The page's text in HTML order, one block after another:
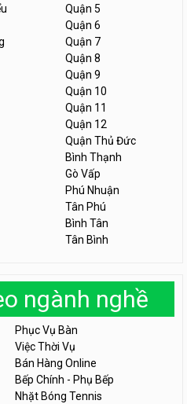
Quận 5
Quận 6
Quận 7
Quận 8
Quận 9
Quận 10
Quận 11
Quận 12
Quận Thủ Đức
Bình Thạnh
Gò Vấp
Phú Nhuận
Tân Phú
Bình Tân
Tân Bình
ngành nghề
Phục Vụ Bàn
Việc Thời Vụ
Bán Hàng Online
Bếp Chính - Phụ Bếp
Nhặt Bóng Tennis